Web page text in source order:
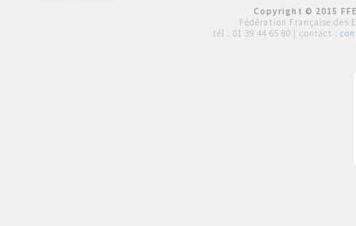
Copyright © 2015
Fédération Française des
tél : 01 39 44 65 80 | contact :